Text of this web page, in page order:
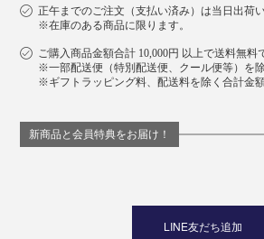
正午までのご注文（支払い済み）は当日出荷
※在庫のある商品に限ります。
ご購入商品金額合計 10,000円 以上で送料無料
※一部配送便（特別配送便、クール便等）を
※ギフトラッピング料、配送料を除く合計金
新商品と会員特典をお届け！
LINE友だち追加